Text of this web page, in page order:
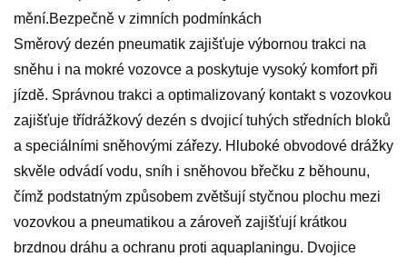
mění.Bezpečně v zimních podmínkách
Směrový dezén pneumatik zajišťuje výbornou trakci na
sněhu i na mokré vozovce a poskytuje vysoký komfort při
jízdě. Správnou trakci a optimalizovaný kontakt s vozovkou
zajišťuje třídrážkový dezén s dvojicí tuhých středních bloků
a speciálními sněhovými zářezy. Hluboké obvodové drážky
skvěle odvádí vodu, sníh i sněhovou břečku z běhounu,
čímž podstatným způsobem zvětšují styčnou plochu mezi
vozovkou a pneumatikou a zároveň zajišťují krátkou
brzdnou dráhu a ochranu proti aquaplaningu. Dvojice